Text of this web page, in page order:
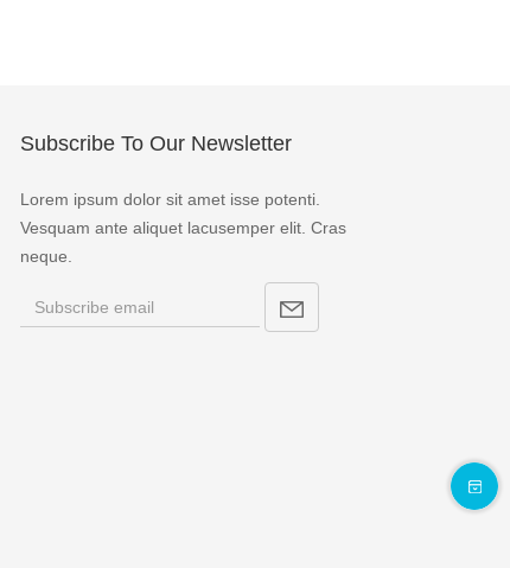
Subscribe To Our Newsletter
Lorem ipsum dolor sit amet isse potenti.
Vesquam ante aliquet lacusemper elit. Cras
neque.
Email: